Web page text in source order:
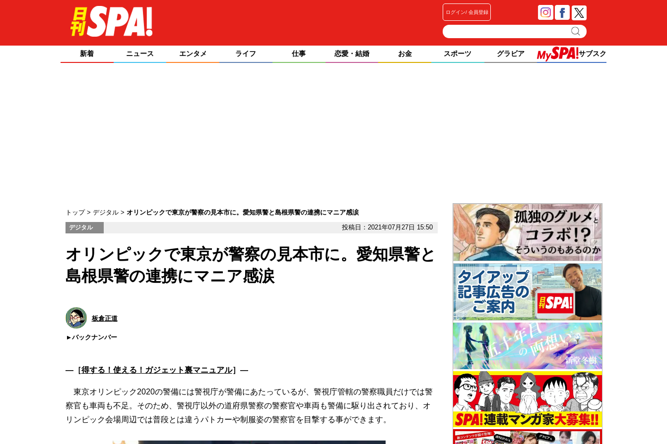
ログイン 会員登録
新着 ニュース エンタメ ライフ 仕事 恋愛・結婚 お金 スポーツ グラビア サブスク
トップ デジタル オリンピックで東京が警察の見本市に。愛知県警と島根県警の連携にマニア感涙
デジタル 投稿日：2021年07月27日 15:50
オリンピックで東京が警察の見本市に。愛知県警と
島根県警の連携にマニア感涙
板倉正道
バックナンバー
―［得する！使える！ガジェット裏マニュアル］―
東京オリンピック2020の警備には警視庁が警備にあたっているが、警視庁管轄の警察職員だけでは警
察官も車両も不足。そのため、警視庁以外の道府県警察の警察官や車両も警備に駆り出されており、オ
リンピック会場周辺では普段とは違うパトカーや制服姿の警察官を目撃する事ができます。